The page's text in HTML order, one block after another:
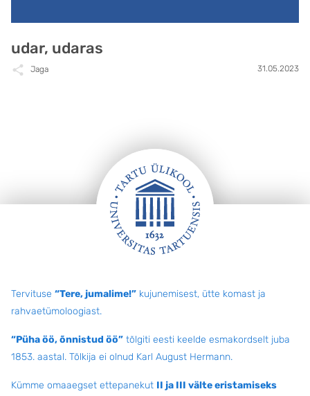
udar, udaras
Jaga 31.05.2023
Tervituse “Tere, jumalime!” kujunemisest, ütte komast ja
rahvaetümoloogiast.
“Püha öö, õnnistud öö” tõlgiti eesti keelde esmakordselt juba
1853. aastal. Tõlkija ei olnud Karl August Hermann.
Kümme omaaegset ettepanekut II ja III välte eristamiseks